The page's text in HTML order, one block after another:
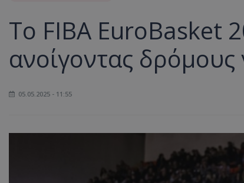
Το FIBA EuroBasket
ανοίγοντας δρόμους
05.05.2025 - 11:55